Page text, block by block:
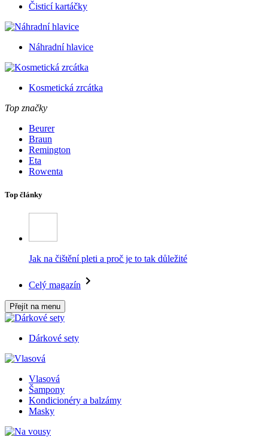
Čisticí kartáčky
Náhradní hlavice
Kosmetická zrcátka
Top značky
Beurer
Braun
Remington
Eta
Rowenta
Top články
Jak na čištění pleti a proč je to tak důležité
Celý magazín
Přejít na menu
Dárkové sety
Vlasová
Šampony
Kondicionéry a balzámy
Masky